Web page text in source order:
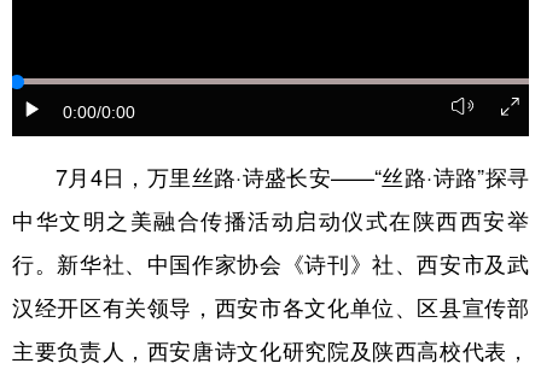
新疆 内蒙古 黑龙江
0:00/0:00
7月4日，万里丝路·诗盛长安——“丝路·诗路”探寻
中华文明之美融合传播活动启动仪式在陕西西安举
行。新华社、中国作家协会《诗刊》社、西安市及武
汉经开区有关领导，西安市各文化单位、区县宣传部
主要负责人，西安唐诗文化研究院及陕西高校代表，